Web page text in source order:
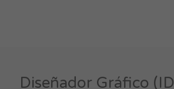
Diseñador Gráfico